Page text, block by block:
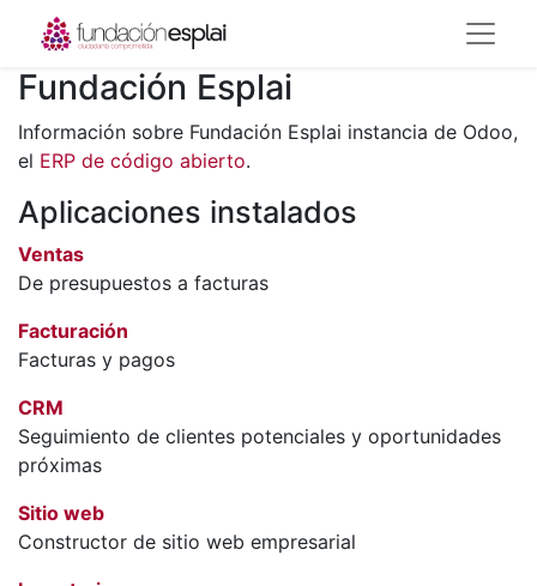
Fundación Esplai
Información sobre Fundación Esplai instancia de Odoo,
el ERP de código abierto.
Aplicaciones instalados
Ventas
De presupuestos a facturas
Facturación
Facturas y pagos
CRM
Seguimiento de clientes potenciales y oportunidades
próximas
Sitio web
Constructor de sitio web empresarial